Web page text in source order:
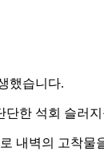
했습니다.
한 석회 슬러
내벽의 고착